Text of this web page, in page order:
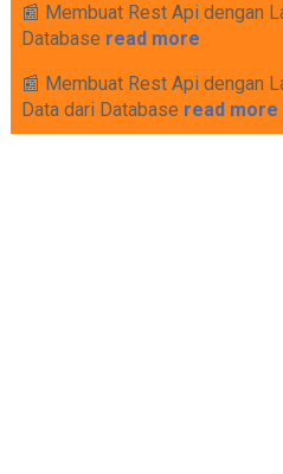
📰 Membuat Rest Api dengan
Database read more
📰 Membuat Rest Api dengan
Data dari Database read more